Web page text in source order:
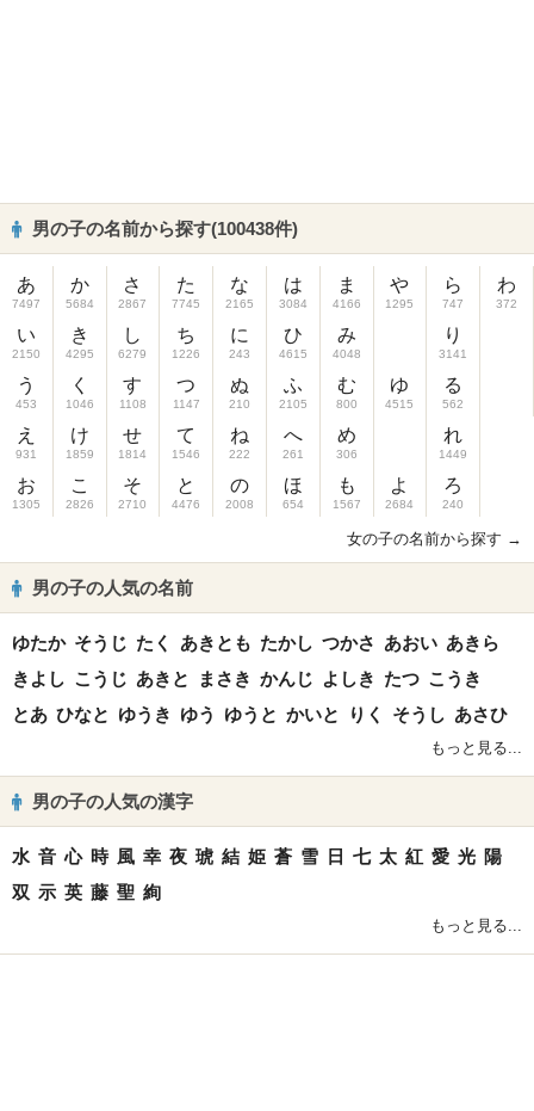
男の子の名前から探す(100438件)
あ
7497
い
2150
う
453
え
931
お
1305
か
5684
き
4295
く
1046
け
1859
こ
2826
さ
2867
し
6279
す
1108
せ
1814
そ
2710
た
7745
ち
1226
つ
1147
て
1546
と
4476
な
2165
に
243
ぬ
210
ね
222
の
2008
は
3084
ひ
4615
ふ
2105
へ
261
ほ
654
ま
4166
み
4048
む
800
め
306
も
1567
や
1295
ゆ
4515
よ
2684
ら
747
り
3141
る
562
れ
1449
ろ
240
わ
372
女の子の名前から探す →
男の子の人気の名前
ゆたか そうじ たく あきとも たかし つかさ あおい あきら
きよし こうじ あきと まさき かんじ よしき たつ こうき
とあ ひなと ゆうき ゆう ゆうと かいと りく そうし あさひ
もっと見る...
男の子の人気の漢字
水 音 心 時 風 幸 夜 琥 結 姫 蒼 雪 日 七 太 紅 愛 光 陽
双 示 英 藤 聖 絢
もっと見る...